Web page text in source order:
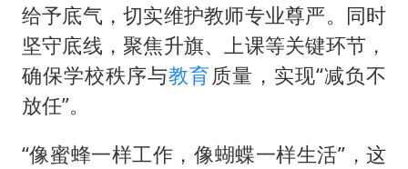
给予底气，切实维护教师专业尊严。同时
坚守底线，聚焦升旗、上课等关键环节，
确保学校秩序与教育 质量，实现“减负不
放任”。
“像蜜蜂一样工作，像蝴蝶一样生活”，这